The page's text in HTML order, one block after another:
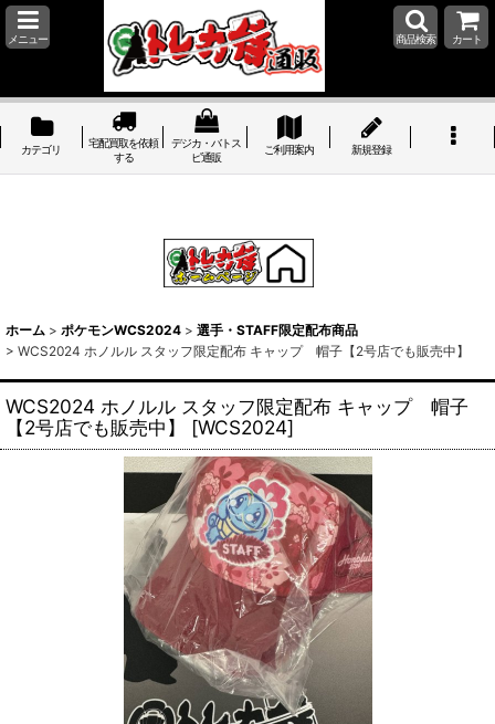
メニュー 商品検索 カート
カテゴリ
宅配買取を依頼
する
デジカ・バトス
ピ通販
ご利用案内 新規登録
ホーム > ポケモンWCS2024 > 選手・STAFF限定配布商品
> WCS2024 ホノルル スタッフ限定配布 キャップ 帽子【2号店でも販売中】
WCS2024 ホノルル スタッフ限定配布 キャップ 帽子
【2号店でも販売中】
[WCS2024]